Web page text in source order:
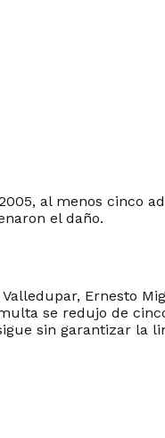
al menos cinco
el daño.​
Ernesto
se redujo de
sin garantizar la